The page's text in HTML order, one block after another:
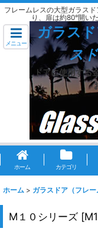
フレームレスの大型ガラス
り、扉は約80°開い
メニュー
ガラス
ス
ドアに使用する
ホーム カテゴリ
ホーム > ガラスドア（フレー
M１０シリーズ [